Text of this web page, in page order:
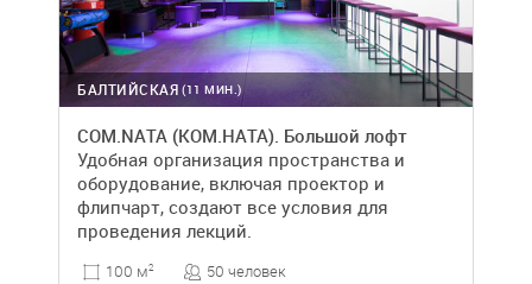
(11 МИН.)
БАЛТИЙСКАЯ
COM.NATA (КОМ.НАТА). Большой лофт
Удобная организация пространства и
оборудование, включая проектор и
флипчарт, создают все условия для
проведения лекций.
100 м2 50 человек